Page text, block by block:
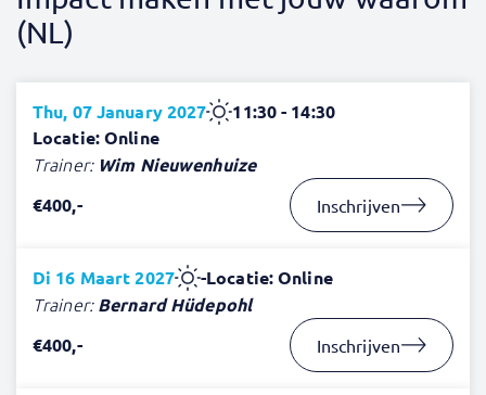
(NL)
Thu, 07 January 2027
11:30 - 14:30
Locatie: Online
Trainer: Wim Nieuwenhuize
€400,-
Inschrijven
Di 16 Maart 2027 -Locatie: Online
Trainer:Bernard Hüdepohl
€400,-
Inschrijven